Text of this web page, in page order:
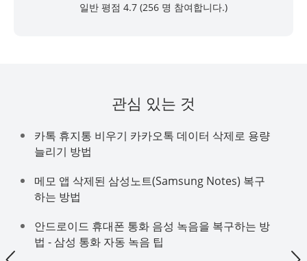
일반 평점 4.7 (256 명 참여합니다.)
관심 있는 것
카톡 휴지통 비우기 카카오톡 데이터 삭제로 용량
늘리기 방법
메모 앱 삭제된 삼성노트(Samsung Notes) 복구
하는 방법
안드로이드 휴대폰 통화 음성 녹음을 복구하는 방
법 - 삼성 통화 자동 녹음 팁